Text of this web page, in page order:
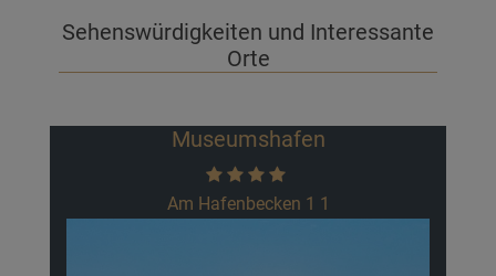
Sehenswürdigkeiten und Interessante
Orte
Museumshafen
Am Hafenbecken 1 1